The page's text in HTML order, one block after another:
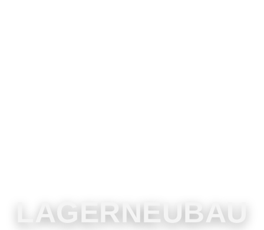
LAGERNEUBAU